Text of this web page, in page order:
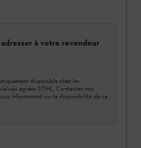
à votre revendeur
disponible chez les
agréés STIHL. Contactez nos
informeront sur la disponibilité de ce